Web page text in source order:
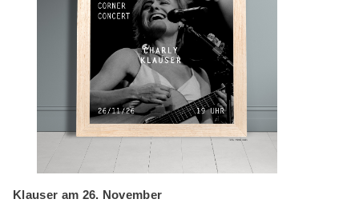
Klauser am 26. November